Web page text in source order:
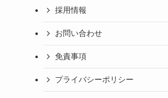
採用情報
お問い合わせ
免責事項
プライバシーポリシー